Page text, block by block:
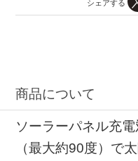
シェアする
商品について
ソーラーパネル充
（最大約90度）で